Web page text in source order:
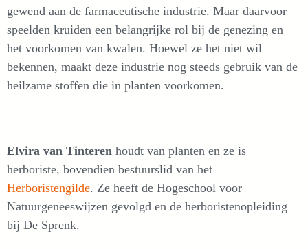
gewend aan de farmaceutische industrie. Maar daarvoor
speelden kruiden een belangrijke rol bij de genezing en
het voorkomen van kwalen. Hoewel ze het niet wil
bekennen, maakt deze industrie nog steeds gebruik van de
heilzame stoffen die in planten voorkomen.
Elvira van Tinteren houdt van planten en ze is
herboriste, bovendien bestuurslid van het
Herboristengilde. Ze heeft de Hogeschool voor
Natuurgeneeswijzen gevolgd en de herboristenopleiding
bij De Sprenk.